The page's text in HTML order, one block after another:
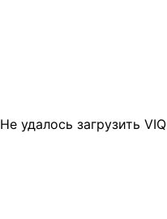
Не удалось загрузить